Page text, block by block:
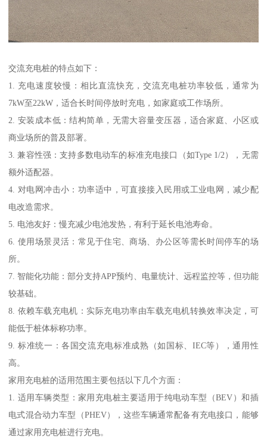
交流充电桩的特点如下：
1. 充电速度较慢：相比直流快充，交流充电桩功率较低，通常为
7kW至22kW，适合长时间停放时充电，如家庭或工作场所。
2. 安装成本低：结构简单，无需大容量变压器，适合家庭、小区或
商业场所的普及部署。
3. 兼容性强：支持多数电动车的标准充电接口（如Type 1/2），无需
额外适配器。
4. 对电网冲击小：功率适中，可直接接入民用或工业电网，减少配
电改造需求。
5. 电池友好：慢充减少电池发热，有利于延长电池寿命。
6. 使用场景灵活：常见于住宅、商场、办公区等需长时间停车的场
所。
7. 智能化功能：部分支持APP预约、电量统计、远程监控等，但功能
较基础。
8. 依赖车载充电机：实际充电功率由车载充电机转换效率决定，可
能低于桩体标称功率。
9. 标准统一：各国交流充电标准成熟（如国标、IEC等），通用性
高。
家用充电桩的适用范围主要包括以下几个方面：
1. 适用车辆类型：家用充电桩主要适用于纯电动车型（BEV）和插
电式混合动力车型（PHEV），这些车辆通常配备有充电接口，能够
通过家用充电桩进行充电。